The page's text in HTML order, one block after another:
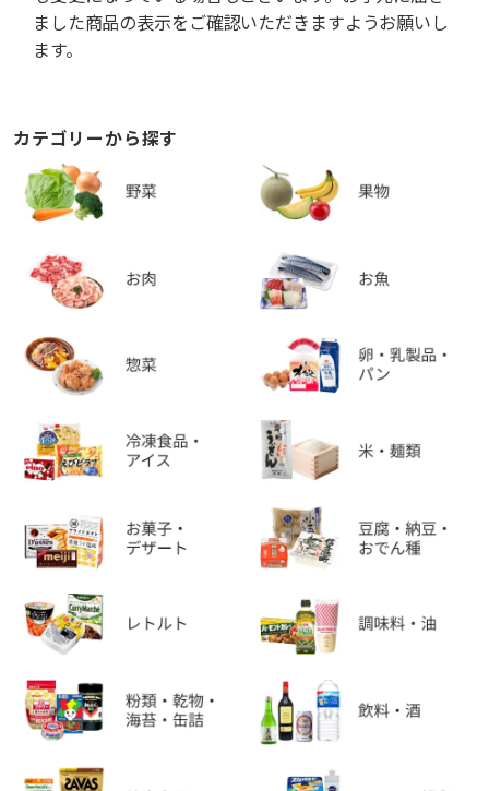
ました商品の表示をご確認いただきますようお願いし
ます。
カテゴリーから探す